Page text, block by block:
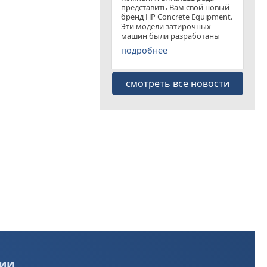
представить Вам свой новый
бренд HP Concrete Equipment.
Эти модели затирочных
машин были разработаны
специально для
удовлетворения рынка
класса . Данная "белая линия"
представлена несколькими
моделями
подробнее
смотреть все новости